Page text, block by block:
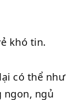
khó tin.
có thể như
ngon, ngủ